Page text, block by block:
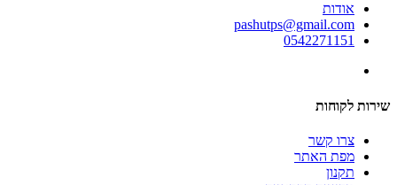
אודות
pashutps@gmail.com
0542271151
שירות לקוחות
צרו קשר
מפת האתר
תקנון